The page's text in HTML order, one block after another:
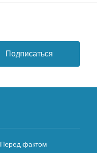
Подписаться
Перед фактом